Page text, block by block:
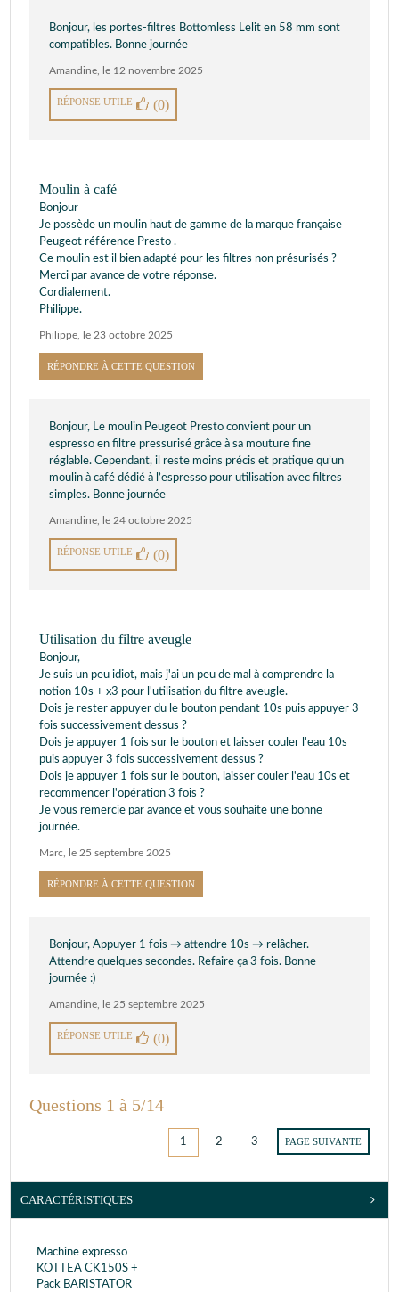
Bonjour, les portes-filtres Bottomless Lelit en 58 mm sont
compatibles. Bonne journée
Amandine, le 12 novembre 2025
RÉPONSE UTILE (0)
Moulin à café
Bonjour
Je possède un moulin haut de gamme de la marque française
Peugeot référence Presto .
Ce moulin est il bien adapté pour les filtres non présurisés ?
Merci par avance de votre réponse.
Cordialement.
Philippe.
Philippe, le 23 octobre 2025
RÉPONDRE À CETTE QUESTION
Bonjour, Le moulin Peugeot Presto convient pour un
espresso en filtre pressurisé grâce à sa mouture fine
réglable. Cependant, il reste moins précis et pratique qu’un
moulin à café dédié à l’espresso pour utilisation avec filtres
simples. Bonne journée
Amandine, le 24 octobre 2025
RÉPONSE UTILE (0)
Utilisation du filtre aveugle
Bonjour,
Je suis un peu idiot, mais j'ai un peu de mal à comprendre la
notion 10s + x3 pour l'utilisation du filtre aveugle.
Dois je rester appuyer du le bouton pendant 10s puis appuyer 3
fois successivement dessus ?
Dois je appuyer 1 fois sur le bouton et laisser couler l'eau 10s
puis appuyer 3 fois successivement dessus ?
Dois je appuyer 1 fois sur le bouton, laisser couler l'eau 10s et
recommencer l'opération 3 fois ?
Je vous remercie par avance et vous souhaite une bonne
journée.
Marc, le 25 septembre 2025
RÉPONDRE À CETTE QUESTION
Bonjour, Appuyer 1 fois → attendre 10s → relâcher.
Attendre quelques secondes. Refaire ça 3 fois. Bonne
journée :)
Amandine, le 25 septembre 2025
RÉPONSE UTILE (0)
Questions 1 à 5/14
1 2 3 PAGE SUIVANTE
CARACTÉRISTIQUES
Machine expresso
KOTTEA CK150S +
Pack BARISTATOR